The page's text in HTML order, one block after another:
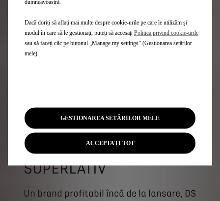
DS 4: RAFINAMENT LA
SUPERLATIV
Un brand profitabil încă de la lansare, DS
dumneavoastră.
Dacă doriți să aflați mai multe despre cookie-urile pe care le utilizăm și
modul în care să le gestionați, puteți să accesați Politica privind cookie-urile
sau să faceți clic pe butonul „Manage my settings” (Gestionarea setărilor
mele).
GESTIONAREA SETĂRILOR MELE
ACCEPTAȚI TOT